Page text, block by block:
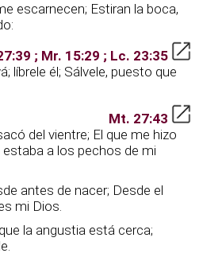
escarnecen; Estiran la boca,
; Mr. 15:29 ; Lc. 23:35
líbrele él; Sálvele, puesto que
Mt. 27:43
del vientre; El que me hizo
a los pechos de mi
antes de nacer; Desde el
mi Dios.
la angustia está cerca;